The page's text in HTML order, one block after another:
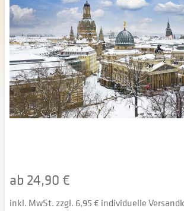
ab 24,90 €
inkl. MwSt. zzgl. 6,95 € individuelle